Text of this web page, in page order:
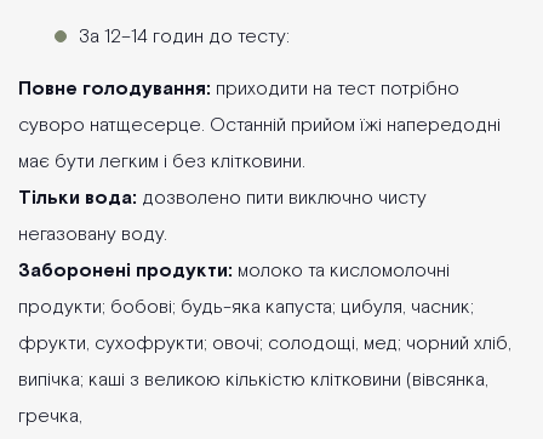
За 12–14 годин до тесту:
Повне голодування: приходити на тест потрібно
суворо натщесерце. Останній прийом їжі напередодні
має бути легким і без клітковини.
Тільки вода: дозволено пити виключно чисту
негазовану воду.
Заборонені продукти: молоко та кисломолочні
продукти; бобові; будь-яка капуста; цибуля, часник;
фрукти, сухофрукти; овочі; солодощі, мед; чорний хліб,
випічка; каші з великою кількістю клітковини (вівсянка,
гречка,